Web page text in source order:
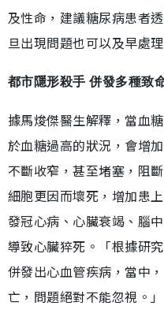
及性命，建議糖尿病患者
旦出現問題也可以及早處
都市隱形殺手 併發多種致
據馬焌傑醫生解釋，當血
於血糖過高的狀況，會增
不斷收窄，甚至堵塞，阻
細胞更因而壞死，增加患
發冠心病、心臟衰竭、腦
導致心臟猝死。「根據研
併發出心血管疾病，當中
亡，問題絕對不能忽視。」